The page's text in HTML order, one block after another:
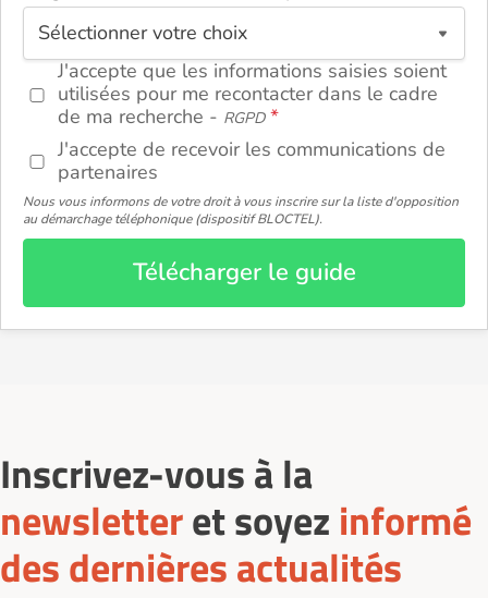
J'accepte que les informations saisies soient
utilisées pour me recontacter dans le cadre
de ma recherche - RGPD
J'accepte de recevoir les communications de
partenaires
Nous vous informons de votre droit à vous inscrire sur la liste d'opposition
au démarchage téléphonique (dispositif BLOCTEL).
Télécharger le guide
ou
Inscrivez-vous à la
newsletteret soyez informé
des dernières actualités